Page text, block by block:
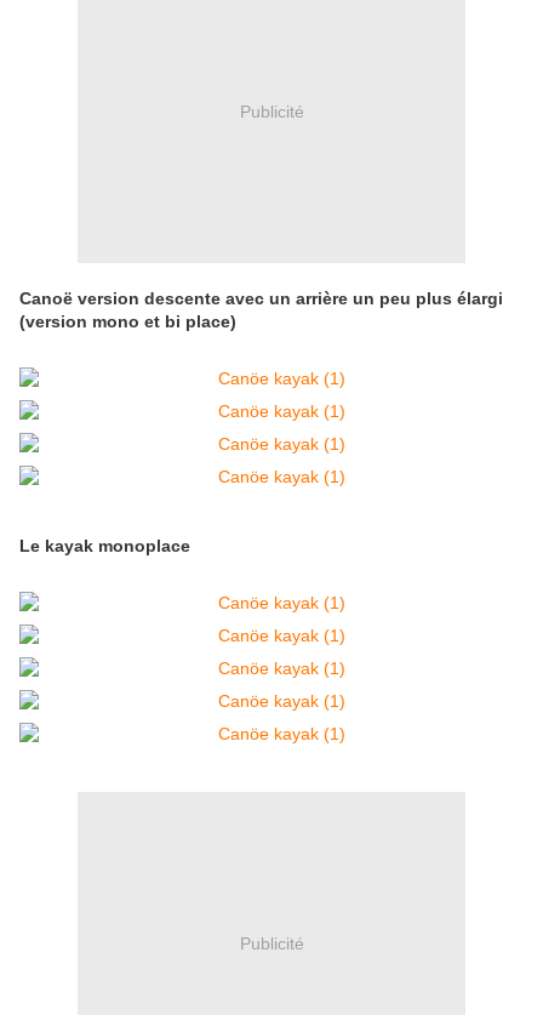
Publicité
Canoë version descente avec un arrière un peu plus élargi
(version mono et bi place)
Le kayak monoplace
Publicité